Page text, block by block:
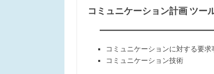
コミュニケーション計画 ツー
コミュニケーションに対する要求
コミュニケーション技術